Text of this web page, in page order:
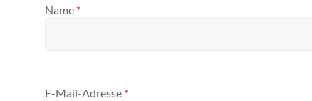
Name *
E-Mail-Adresse *